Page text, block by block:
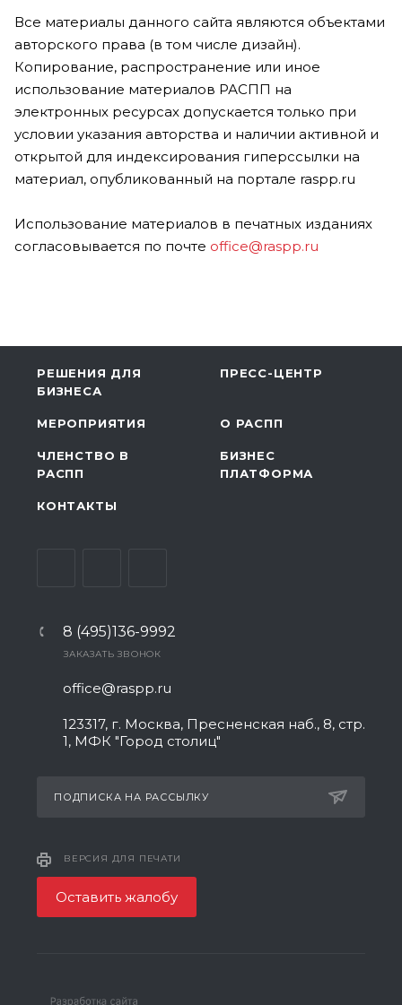
Все материалы данного сайта являются объектами
авторского права (в том числе дизайн).
Копирование, распространение или иное
использование материалов РАСПП на
электронных ресурсах допускается только при
условии указания авторства и наличии активной и
открытой для индексирования гиперссылки на
материал, опубликованный на портале raspp.ru
Использование материалов в печатных изданиях
согласовывается по почте office@raspp.ru
РЕШЕНИЯ ДЛЯ
БИЗНЕСА
ПРЕСС-ЦЕНТР
МЕРОПРИЯТИЯ О РАСПП
ЧЛЕНСТВО В
РАСПП
БИЗНЕС
ПЛАТФОРМА
КОНТАКТЫ
8 (495)136-9992
ЗАКАЗАТЬ ЗВОНОК
office@raspp.ru
123317, г. Москва, Пресненская наб., 8, стр.
1, МФК "Город столиц"
ПОДПИСКА НА РАССЫЛКУ
ВЕРСИЯ ДЛЯ ПЕЧАТИ
Оставить жалобу